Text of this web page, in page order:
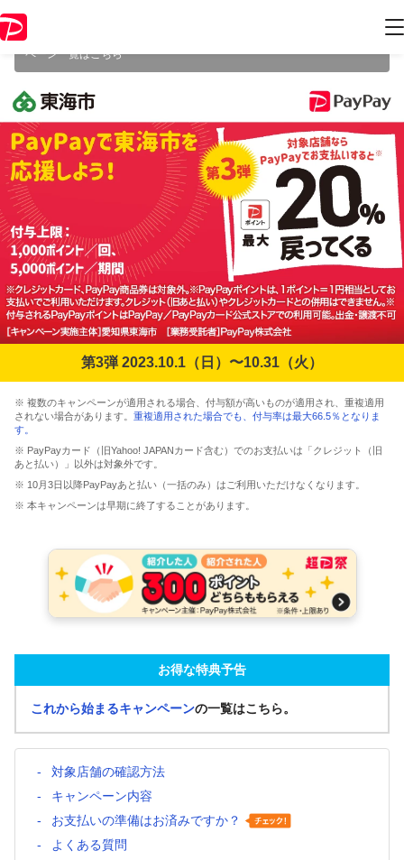
ジ内の情報はキャンペーン終了時点のものになります。
ペーン一覧はこちら
第3弾 2023.10.1（日）〜10.31（火）
※ 複数のキャンペーンが適用される場合、付与額が高いものが適用され、重複適用
されない場合があります。 重複適用された場合でも、付与率は最大66.5％となりま
す。
※ PayPayカード（旧Yahoo! JAPANカード含む）でのお支払いは「クレジット（旧
あと払い）」以外は対象外です。
※ 10月3日以降PayPayあと払い（一括のみ）はご利用いただけなくなります。
※ 本キャンペーンは早期に終了することがあります。
お得な特典予告
これから始まるキャンペーンの一覧はこちら。
対象店舗の確認方法
キャンペーン内容
お支払いの準備はお済みですか？
よくある質問